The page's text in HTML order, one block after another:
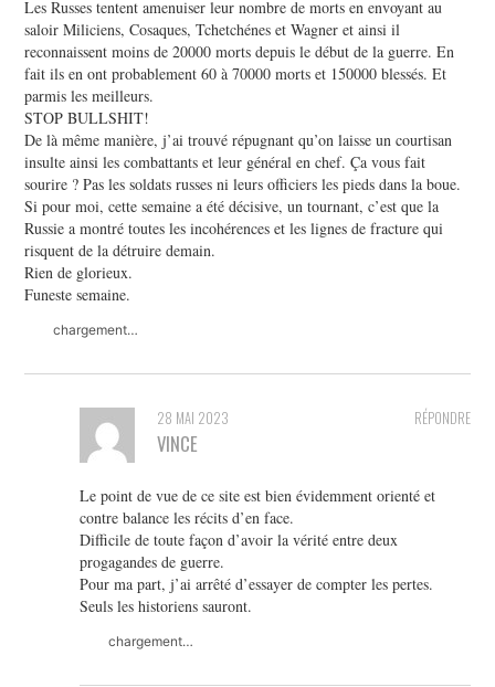
Les Russes tentent amenuiser leur nombre de morts en envoyant au
saloir Miliciens, Cosaques, Tchetchénes et Wagner et ainsi il
reconnaissent moins de 20000 morts depuis le début de la guerre. En
fait ils en ont probablement 60 à 70000 morts et 150000 blessés. Et
parmis les meilleurs.
STOP BULLSHIT!
De là même manière, j’ai trouvé répugnant qu’on laisse un courtisan
insulte ainsi les combattants et leur général en chef. Ça vous fait
sourire ? Pas les soldats russes ni leurs officiers les pieds dans la boue.
Si pour moi, cette semaine a été décisive, un tournant, c’est que la
Russie a montré toutes les incohérences et les lignes de fracture qui
risquent de la détruire demain.
Rien de glorieux.
Funeste semaine.
chargement…
RÉPONDRE
28 MAI 2023
VINCE
Le point de vue de ce site est bien évidemment orienté et
contre balance les récits d’en face.
Difficile de toute façon d’avoir la vérité entre deux
progagandes de guerre.
Pour ma part, j’ai arrêté d’essayer de compter les pertes.
Seuls les historiens sauront.
chargement…